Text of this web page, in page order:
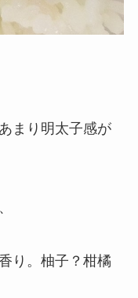
まり明太子感が
り。柚子？柑橘